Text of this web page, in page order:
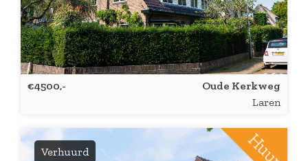
Oude Kerkweg
Laren
€4500,-
Verhuurd